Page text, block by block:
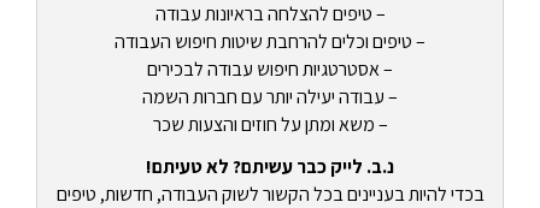
– טיפים להצלחה בראיונות עבודה
– טיפים וכלים להרחבת שיטות חיפוש העבודה
– אסטרטגיות חיפוש עבודה לבכירים
– עבודה יעילה יותר עם חברות השמה
– משא ומתן על חוזים והצעות שכר
נ.ב. לייק כבר עשיתם? לא טעיתם!
בכדי להיות בעניינים בכל הקשור לשוק העבודה, חדשות, טיפים